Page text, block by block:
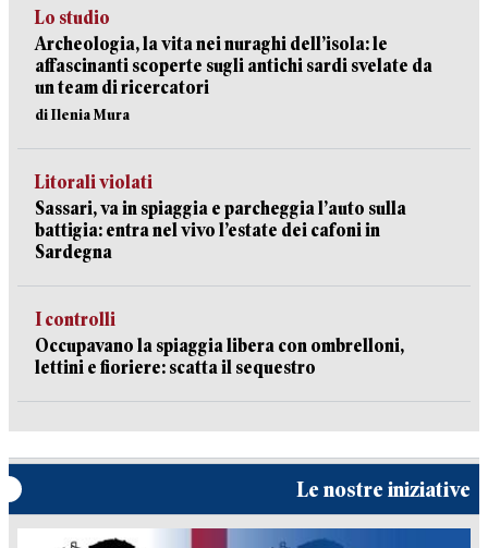
Lo studio
Archeologia, la vita nei nuraghi dell’isola: le
affascinanti scoperte sugli antichi sardi svelate da
un team di ricercatori
di Ilenia Mura
Litorali violati
Sassari, va in spiaggia e parcheggia l’auto sulla
battigia: entra nel vivo l’estate dei cafoni in
Sardegna
I controlli
Occupavano la spiaggia libera con ombrelloni,
lettini e fioriere: scatta il sequestro
Le nostre iniziative